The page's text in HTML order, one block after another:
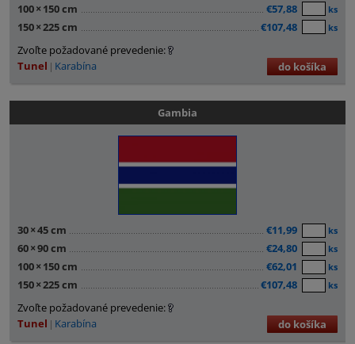
100× 150 cm €57,88 ks
150×225 cm €107,48 ks
Zvoľte požadované prevedenie:
Tunel
Karabína do košíka
Gambia
30×45 cm €11,99 ks
60×90 cm €24,80 ks
100× 150 cm €62,01 ks
150×225 cm €107,48 ks
Zvoľte požadované prevedenie:
Tunel
Karabína do košíka